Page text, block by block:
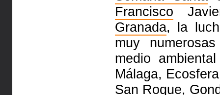
Francisco
Granada, la
muy
medio
Málaga,
San Roque,